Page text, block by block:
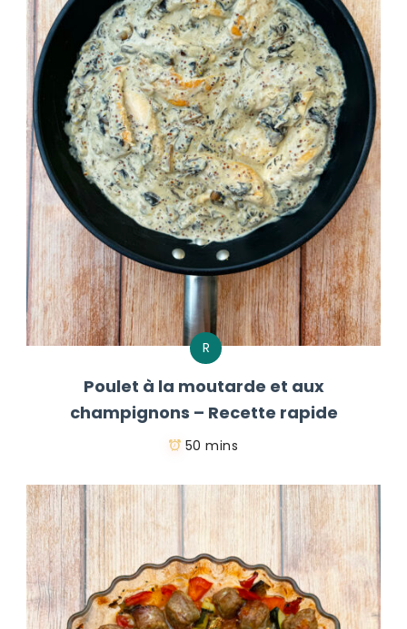
R
Poulet à la moutarde et aux
champignons – Recette rapide
50 mins